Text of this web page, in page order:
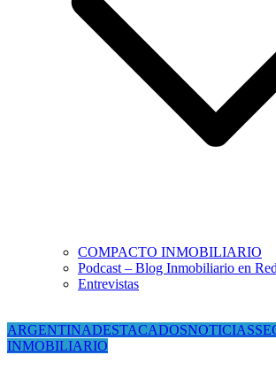
COMPACTO INMOBILIARIO
Podcast – Blog Inmobiliario en
Entrevistas
ARGENTINADESTACADOSNOTICIAS
INMOBILIARIO